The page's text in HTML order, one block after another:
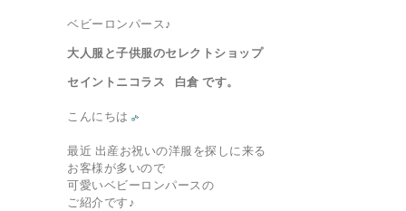
ベビーロンパース♪
大人服と子供服のセレクトショップ
セイントニコラス 白倉 です。
こんにちは
最近 出産お祝いの洋服を探しに来る
お客様が多いので
可愛いベビーロンパースの
ご紹介です♪